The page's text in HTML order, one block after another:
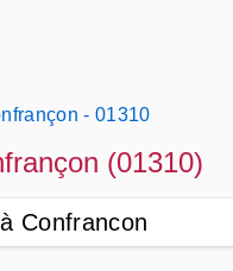
- 01310
(01310)
Confrancon